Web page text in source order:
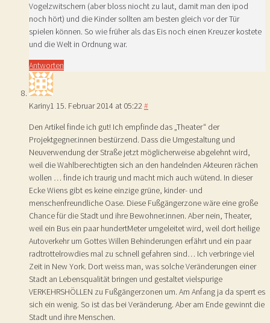
Vogelzwitschern (aber bloss niocht zu laut, damit man den ipod
noch hört) und die Kinder sollten am besten gleich vor der Tür
spielen können. So wie früher als das Eis noch einen Kreuzer kostete
und die Welt in Ordnung war.
Antworten
Kariny1 15. Februar 2014 at 05:22#
Den Artikel finde ich gut! Ich empfinde das „Theater“ der
Projektgegner.innen bestürzend. Dass die Umgestaltung und
Neuverwendung der Straße jetzt möglicherweise abgelehnt wird,
weil die Wahlberechtigten sich an den handelnden Akteuren rächen
wollen … finde ich traurig und macht mich auch wütend. In dieser
Ecke Wiens gibt es keine einzige grüne, kinder- und
menschenfreundliche Oase. Diese Fußgängerzone wäre eine große
Chance für die Stadt und ihre Bewohner.innen. Aber nein, Theater,
weil ein Bus ein paar hundertMeter umgeleitet wird, weil dort heilige
Autoverkehr um Gottes Willen Behinderungen erfährt und ein paar
radtrottelrowdies mal zu schnell gefahren sind… Ich verbringe viel
Zeit in New York. Dort weiss man, was solche Veränderungen einer
Stadt an Lebensqualität bringen und gestaltet vielspurige
VERKEHRSHÖLLEN zu Fußgängerzonen um. Am Anfang ja da sperrt es
sich ein wenig. So ist das bei Veränderung. Aber am Ende gewinnt die
Stadt und ihre Menschen.